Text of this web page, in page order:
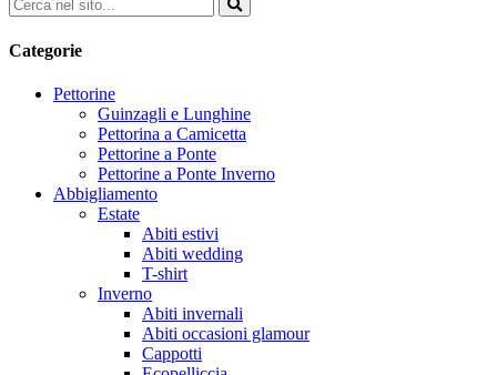
WeChat
Categorie
Pettorine
Guinzagli e Lunghine
Pettorina a Camicetta
Pettorine a Ponte
Pettorine a Ponte Inverno
Abbigliamento
Estate
Abiti estivi
Abiti wedding
T-shirt
Inverno
Abiti invernali
Abiti occasioni glamour
Cappotti